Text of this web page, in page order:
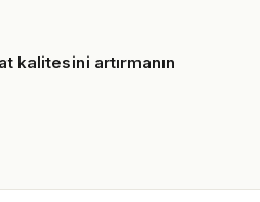
kalitesini artırmanın